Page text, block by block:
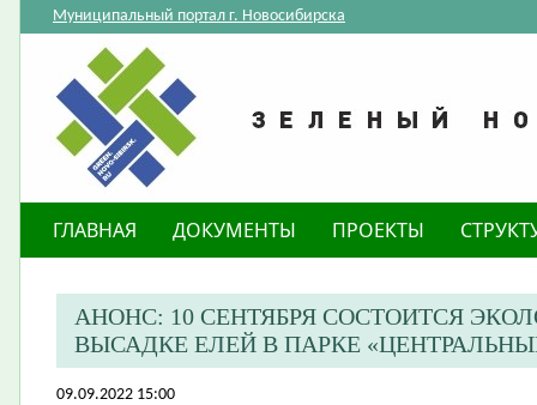
Муниципальный портал г. Новосибирска
ГЛАВНАЯ ДОКУМЕНТЫ ПРОЕКТЫ
АНОНС: 10 СЕНТЯБРЯ СОСТОИТСЯ
ВЫСАДКЕ ЕЛЕЙ В ПАРКЕ
09.09.2022 15:00